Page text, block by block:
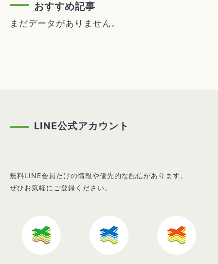
おすすめ記事
まだデータがありません。
LINE公式アカウント
無料LINE会員だけの情報や優先的な配信があります。
ぜひお気軽にご登録ください。